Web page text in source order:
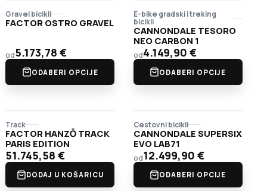
Gravel bicikli
FACTOR OSTRO GRAVEL
od5.173,78 €
ODABERI OPCIJE
E-bike gradski i treking
bicikli
CANNONDALE TESORO
NEO CARBON 1
od4.149,90 €
ODABERI OPCIJE
Track
FACTOR HANZŌ TRACK
PARIS EDITION
51.745,58 €
DODAJ U KOŠARICU
Cestovni bicikli
CANNONDALE SUPERSIX
EVO LAB71
od12.499,90 €
ODABERI OPCIJE